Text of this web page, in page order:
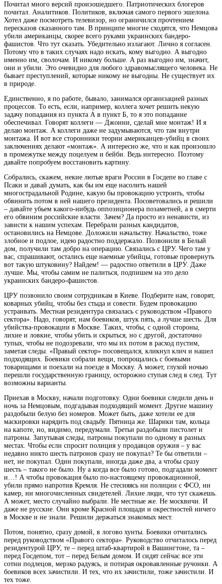
Почитал много версий произошедшего. Патриотических блогеров
почитал. Аналитиков. Политиков, включая самого первого эшелона.
Хотел даже посмотреть телевизор, но ограничился прочтением
пересказов сказанного там. В принципе многие сходятся, что Немцова
убили американцы, скорее всего руками украинских бандеро-
фашистов. Что тут сказать. Убедительно излагают. Лично я согласен.
Потому что в таких случаях надо искать, кому выгодно. А выгодно
именно им, сволочам. И никому больше. А раз выгодно им, значит,
они и убили. Это очевидно для любого здравомыслящего человека. Не
бывает преступлений, которые никому не выгодны. Не существует их
в природе.
Единственно, я по работе, бывало, занимался организацией разных
процессов. То есть, если, например, коллега хочет решить некую
задачу попадания из пункта А в пункт Б, то я это попадание
обеспечивал. Говорят коллеги — Джонни, сделай мне монтаж! И я
делаю монтаж. А коллеги даже не задумываются, что там внутри
монтажа. И вот все сторонники теории американцев-убийц в своих
заключениях делают «монтаж». А интересно же, что и как произошло
в промежутке между поцелуем и бейби. Ведь интересно. Поэтому
давайте попробуем восстановить картину.
Собрались, скажем, некие лютые враги России в Госдепе во главе с
Псаки и давай думать, как бы им еще насолить нашей
многострадальной Родине, какую бы провокацию устроить, чтобы
обвинить потом в ней нашего президента. Посоветовались и решили
– давайте убьем какого-нибудь оппозиционера позаметней, а в смерти
его обвиним российские власти. Зачем? Да просто из ненависти, из
зависти к нашим успехам. Перебрали разных кандидатов,
остановились на Немцове. Доложили начальству. Начальство, тоже
злобное и подлое, идею радостно поддержало. Позвонили в Белый
дом, получили там добро на операцию. Связались с ЦРУ. Чего там у
вас, спрашивают, остались еще наемные убийцы, готовые провернуть
вот такую штуковину? Найдем! — радостно ответили в ЦРУ. Даже
лучше. Мы, чтобы самим не палиться, подпишем на это дело
украинских бандеро-фашистов.
ЦРУ позвонило своим сотрудникам в Киеве. Подберите нам, говорят,
коварных убийц, чтобы без стыда и совести. Будем провокацию
устраивать. Местная резидентура связалась с руководством «Правого
сектора». Надо, говорят, нам боевиков, штук пять, а лучше шесть. Для
убийства-провокации в Москве. Таких, чтобы, с одной стороны,
лихие и ловкие, чтобы убить и скрыться, но с другой, достаточно
тупых, чтобы не подозревали, что мы их потом в расход пустим,
заметая следы. «Правый сектор» посовещался, кликнул клич и нашел
подходящих. Боевики собрали вещи, попрощались с боевыми
товарищами и поехали на поезде в Москву. А может, глухой ночью
перешли государственную границу, осторожно ступая след в след. Тут
возможны варианты.
Приехав в Москву, начали подготовку. Одни боевики следили день и
ночь за Немцовым, подгадывая подходящий момент. Другие машину
раздобыли белую без номеров. Может быть, даже хотели ее для
маскировки нарядить под свадьбу. Пятница же. Шарики там, кольца
на капоте, но, видимо, передумали. Третьи раздобыли пистолет и
патроны. Запутывая следы, патроны покупали по одному в разных
местах. Чтобы если спросит полиция у продавцов оружия – у вас
недавно никто шесть патронов сразу не покупал? Те бы ответили –
нет, не покупал. Один покупали, иногда даже два, а чтобы сразу
шесть – такого не было. Ну а когда все было готово, подгадали момент
и…! А чтобы провокация было по-настоящему провокационной,
убили прямо напротив Кремля. Не стесняясь ни полиции с ФСО, ни
камер, ни многочисленных свидетелей. Лихие люди, что тут скажешь.
А может, место случайно выбрали. Не местные же. Не москвичи. И
даже не русские. Они кроме Красной площади и окрестностей ничего
в Москве и не знали. Решили держаться знакомых мест.
Потом, понятно, сразу домой, в логово хунты. Боевики отчитались
перед руководством «Правого сектора». Руководство отчиталось перед
резидентурой ЦРУ, те – перед штаб-квартирой в Вашингтоне, та –
перед Госдепом, тот – перед Белым домом. И сидят сейчас все эти
сотни подлецов, мерзко радуясь, и потирая окровавленные ручонки. А
боевиков всех зачистили. И тех, что их зачистили, тоже зачистили. И
тех тоже.